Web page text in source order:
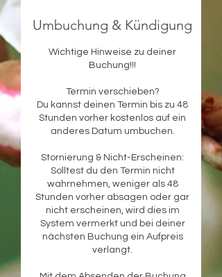
Umbuchung & Kündigung
Wichtige Hinweise zu deiner
Buchung!!!
Termin verschieben?
Du kannst deinen Termin bis zu 48
Stunden vorher kostenlos auf ein
anderes Datum umbuchen.
Stornierung & Nicht-Erscheinen:
Solltest du den Termin nicht
wahrnehmen, weniger als 48
Stunden vorher absagen oder gar
nicht erscheinen, wird dies im
System vermerkt und bei deiner
nächsten Buchung ein Aufpreis
verlangt.